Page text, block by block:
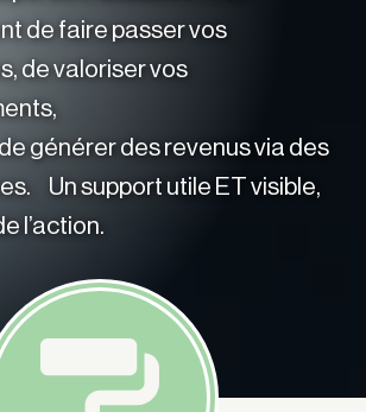
de faire passer vos
de valoriser vos
générer des revenus via des
Un support utile ET visible,
l’action.